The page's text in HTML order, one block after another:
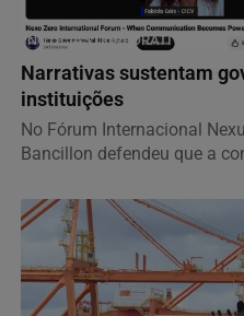
NOTÍCIAS CORPORATIVAS
Narrativas sustentam
instituições
No Fórum Internacional
Bancillon defendeu que a